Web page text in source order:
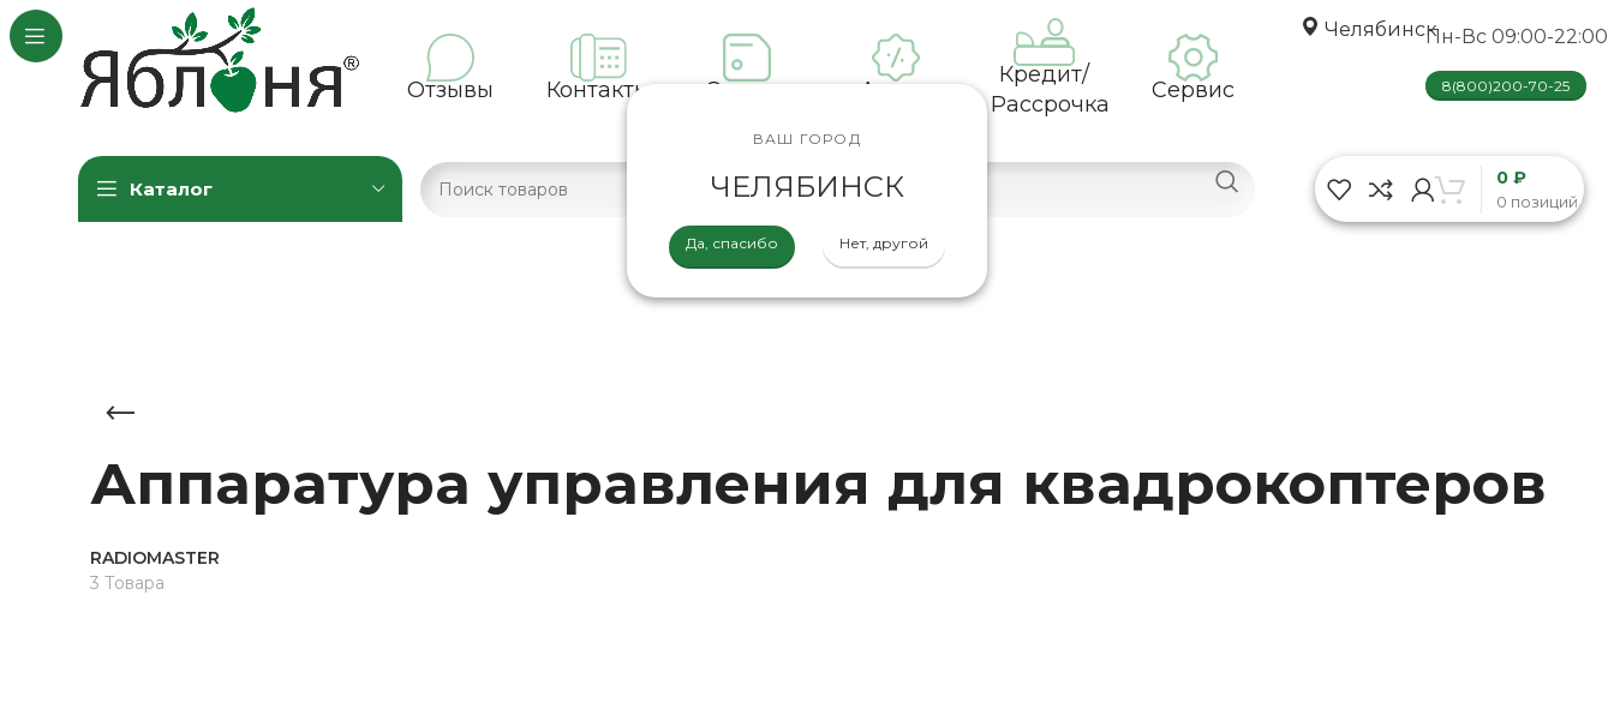
Отзывы Контакты Оплата Акции
Кредит/
Рассрочка
Сервис
Челябинск
ВАШ ГОРОД
ЧЕЛЯБИНСК
Да, спасибо Нет, другой
Пн-Вс 09:00-22:00
8(800)200-70-25
Каталог
0 позиций
0 ₽
Аппаратура управления для квадрокоптеров
RADIOMASTER
3 Товара